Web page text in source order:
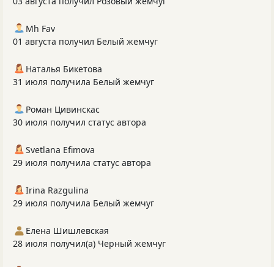
Mh Fav
01 августа получил Белый жемчуг
Наталья Бикетова
31 июля получила Белый жемчуг
Роман Цивинскас
30 июля получил статус автора
Svetlana Efimova
29 июля получила статус автора
Irina Razgulina
29 июля получила Белый жемчуг
Елена Шишлевская
28 июля получил(а) Черный жемчуг